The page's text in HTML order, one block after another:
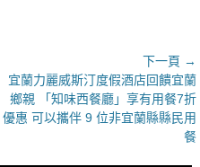
下一頁 →
下
一
篇
宜蘭力麗威斯汀度假酒店回饋宜蘭
鄉親 「知味西餐廳」享有用餐7折
優惠 可以攜伴 9 位非宜蘭縣縣民用
餐